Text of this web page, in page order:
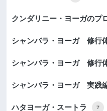
クンダリニー・ヨーガのプ
シャンバラ・ヨーガ 修行
シャンバラ・ヨーガ 修行
シャンバラ・ヨーガ 実践
ハタヨーガ・スートラ 7